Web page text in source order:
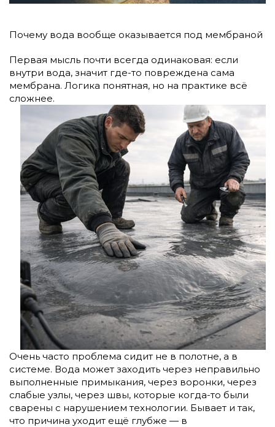
Почему вода вообще оказывается под мембраной
Первая мысль почти всегда одинаковая: если
внутри вода, значит где-то повреждена сама
мембрана. Логика понятная, но на практике всё
сложнее.
Очень часто проблема сидит не в полотне, а в
системе. Вода может заходить через неправильно
выполненные примыкания, через воронки, через
слабые узлы, через швы, которые когда-то были
сварены с нарушением технологии. Бывает и так,
что причина уходит ещё глубже — в